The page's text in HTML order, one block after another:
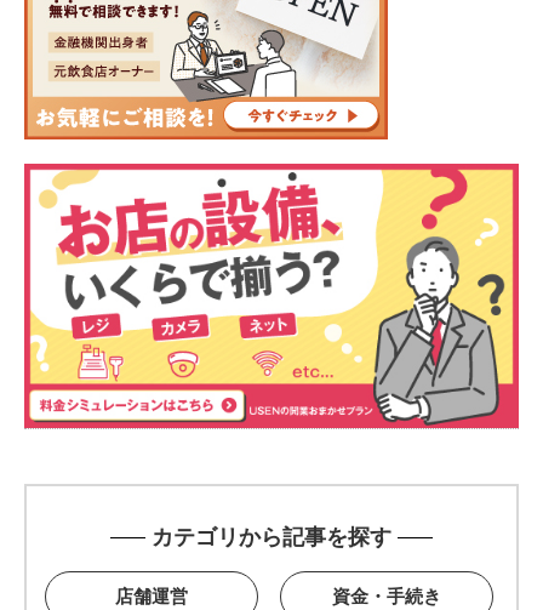
カテゴリから記事を探す
店舗運営 資金・手続き